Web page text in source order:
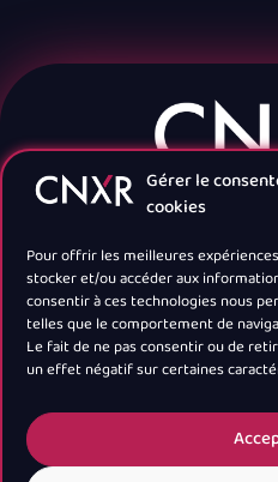
Gérer le
cookies
Pour offrir les meilleures
stocker et/ou accéder aux
consentir à ces technologies nous
telles que le comportement de
Le fait de ne pas consentir ou de
un effet négatif sur certaines